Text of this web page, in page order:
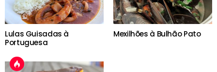
Lulas Guisadas à
Portuguesa
Mexilhões à Bulhão Pato